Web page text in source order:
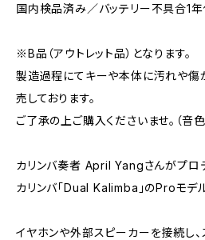
国内検品済み／バッテリー不具合1
※B品（アウトレット品）となります。
製造過程にてキーや本体に汚れや傷
売しております。
ご了承の上ご購入くださいませ。（音
カリンバ奏者 April Yangさんがプロ
カリンバ「Dual Kalimba」のProモデル
イヤホンや外部スピーカーを接続し